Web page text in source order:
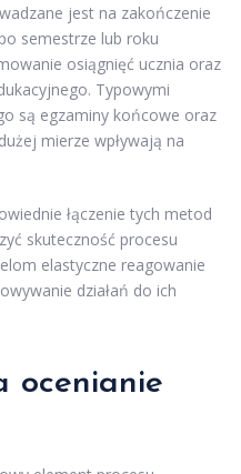
jest na zakończenie
semestrze lub roku
osiągnięć ucznia oraz
Typowymi
są egzaminy końcowe oraz
mierze wpływają na
łączenie tych metod
skuteczność procesu
elastyczne reagowanie
działań do ich
ocenianie